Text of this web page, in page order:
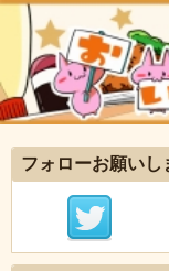
フォローお願いし